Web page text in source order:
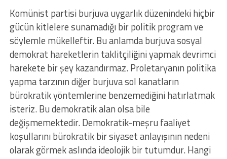
Komünist partisi burjuva uygarlık düzenindeki hiçbir
gücün kitlelere sunamadığı bir politik program ve
söylemle mükelleftir. Bu anlamda burjuva sosyal
demokrat hareketlerin taklitçiliğini yapmak devrimci
harekete bir şey kazandırmaz. Proletaryanın politika
yapma tarzının diğer burjuva sol kanatların
bürokratik yöntemlerine benzemediğini hatırlatmak
isteriz. Bu demokratik alan olsa bile
değişmemektedir. Demokratik-meşru faaliyet
koşullarını bürokratik bir siyaset anlayışının nedeni
olarak görmek aslında ideolojik bir tutumdur. Hangi